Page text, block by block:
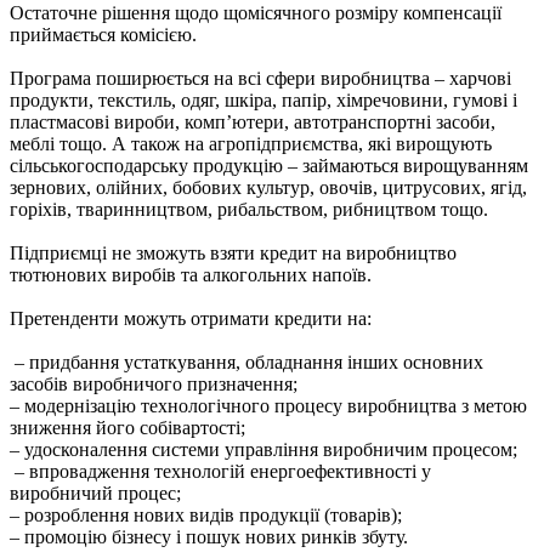
Остаточне рішення щодо щомісячного розміру компенсації
приймається комісією.
Програма поширюється на всі сфери виробництва – харчові
продукти, текстиль, одяг, шкіра, папір, хімречовини, гумові і
пластмасові вироби, комп’ютери, автотранспортні засоби,
меблі тощо. А також на агропідприємства, які вирощують
сільськогосподарську продукцію – займаються вирощуванням
зернових, олійних, бобових культур, овочів, цитрусових, ягід,
горіхів, тваринництвом, рибальством, рибництвом тощо.
Підприємці не зможуть взяти кредит на виробництво
тютюнових виробів та алкогольних напоїв.
Претенденти можуть отримати кредити на:
– придбання устаткування, обладнання інших основних
засобів виробничого призначення;
– модернізацію технологічного процесу виробництва з метою
зниження його собівартості;
– удосконалення системи управління виробничим процесом;
– впровадження технологій енергоефективності у
виробничий процес;
– розроблення нових видів продукції (товарів);
– промоцію бізнесу і пошук нових ринків збуту.